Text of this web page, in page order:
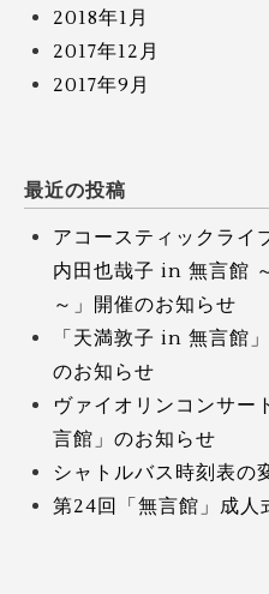
2018年1月
2017年12月
2017年9月
最近の投稿
アコースティックライ
内田也哉子 in 無言館
～」開催のお知らせ
「天満敦子 in 無言館
のお知らせ
ヴァイオリンコンサ
言館」のお知らせ
シャトルバス時刻表の
第24回「無言館」成人